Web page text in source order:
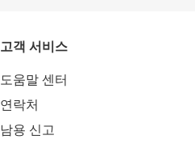
고객 서비스
도움말 센터
연락처
남용 신고